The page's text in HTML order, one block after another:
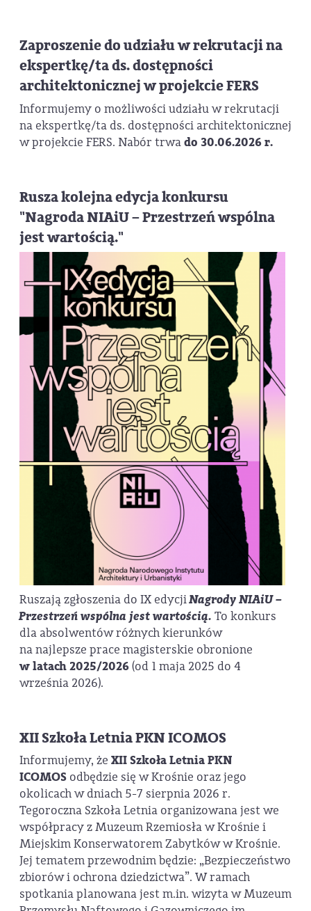
Zaproszenie do udziału w rekrutacji na
ekspertkę/ta ds. dostępności
architektonicznej w projekcie FERS
Informujemy o możliwości udziału w rekrutacji
na ekspertkę/ta ds. dostępności architektonicznej
w projekcie FERS. Nabór trwado 30.06.2026 r.
Rusza kolejna edycja konkursu
"Nagroda NIAiU – Przestrzeń wspólna
jest wartością."
Ruszają zgłoszenia do IX edycjiNagrody NIAiU –
Przestrzeń wspólna jest wartością. To konkurs
dla absolwentów różnych kierunków
na najlepsze prace magisterskie obronione
w latach 2025/2026(od 1 maja 2025 do 4
września 2026).
XII Szkoła Letnia PKN ICOMOS
Informujemy, że XII Szkoła Letnia PKN
ICOMOS odbędzie się w Krośnie oraz jego
okolicach w dniach 5-7 sierpnia 2026 r.
Tegoroczna Szkoła Letnia organizowana jest we
współpracy z Muzeum Rzemiosła w Krośnie i
Miejskim Konserwatorem Zabytków w Krośnie.
Jej tematem przewodnim będzie: „Bezpieczeństwo
zbiorów i ochrona dziedzictwa”. W ramach
spotkania planowana jest m.in. wizyta w Muzeum